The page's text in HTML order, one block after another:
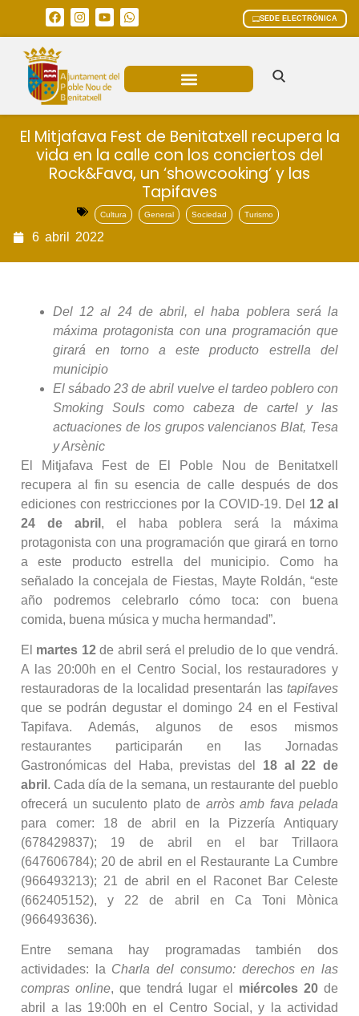
SEDE ELECTRÓNICA
El Mitjafava Fest de Benitatxell recupera la
vida en la calle con los conciertos del
Rock&Fava, un ‘showcooking’ y las
Tapifaves
Cultura General Sociedad Turismo
6 abril 2022
Del 12 al 24 de abril, el haba poblera será la
máxima protagonista con una programación que
girará en torno a este producto estrella del
municipio
El sábado 23 de abril vuelve el tardeo poblero con
Smoking Souls como cabeza de cartel y las
actuaciones de los grupos valencianos Blat, Tesa
y Arsènic
El Mitjafava Fest de El Poble Nou de Benitatxell
recupera al fin su esencia de calle después de dos
ediciones con restricciones por la COVID-19. Del 12 al
24 de abril , el haba poblera será la máxima
protagonista con una programación que girará en torno
a este producto estrella del municipio. Como ha
señalado la concejala de Fiestas, Mayte Roldán, “este
año podremos celebrarlo cómo toca: con buena
comida, buena música y mucha hermandad”.
El martes 12de abril será el preludio de lo que vendrá.
A las 20:00h en el Centro Social, los restauradores y
restauradoras de la localidad presentarán las tapifaves
que se podrán degustar el domingo 24 en el Festival
Tapifava. Además, algunos de esos mismos
restaurantes participarán en las Jornadas
Gastronómicas del Haba, previstas del 18 al 22 de
abril . Cada día de la semana, un restaurante del pueblo
ofrecerá un suculento plato de arròs amb fava pelada
para comer: 18 de abril en la Pizzería Antiquary
(678429837); 19 de abril en el bar Trillaora
(647606784); 20 de abril en el Restaurante La Cumbre
(966493213); 21 de abril en el Raconet Bar Celeste
(662405152), y 22 de abril en Ca Toni Mònica
(966493636).
Entre semana hay programadas también dos
actividades: la Charla del consumo: derechos en las
compras online, que tendrá lugar el miércoles 20 de
abril a las 19:00h en el Centro Social, y la actividad